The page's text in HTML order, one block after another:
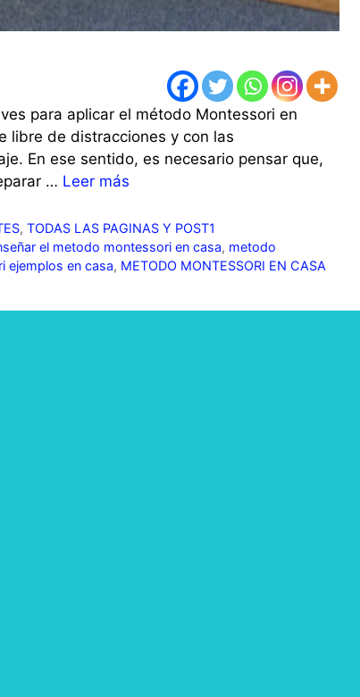
para aplicar el método Montessori en
libre de distracciones y con las
En ese sentido, es necesario pensar que,
… Leer más
, TODAS LAS PAGINAS Y POST1
el metodo montessori en casa, metodo
ejemplos en casa, METODO MONTESSORI EN CASA